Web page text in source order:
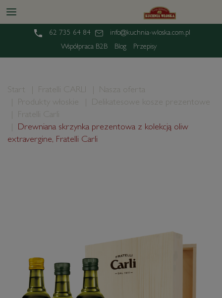
62 735 64 84
info@kuchnia-wloska.com.pl
Współpraca B2B
Blog Przepisy
Start Fratelli CARLI
Nasza oferta
Produkty włoskie
Delikatesowe kosze prezentowe
Fratelli Carli
Drewniana skrzynka prezentowa z kolekcją oliw
extravergine, Fratelli Carli